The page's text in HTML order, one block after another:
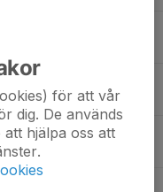
för att vår
dig. De används
hjälpa oss att